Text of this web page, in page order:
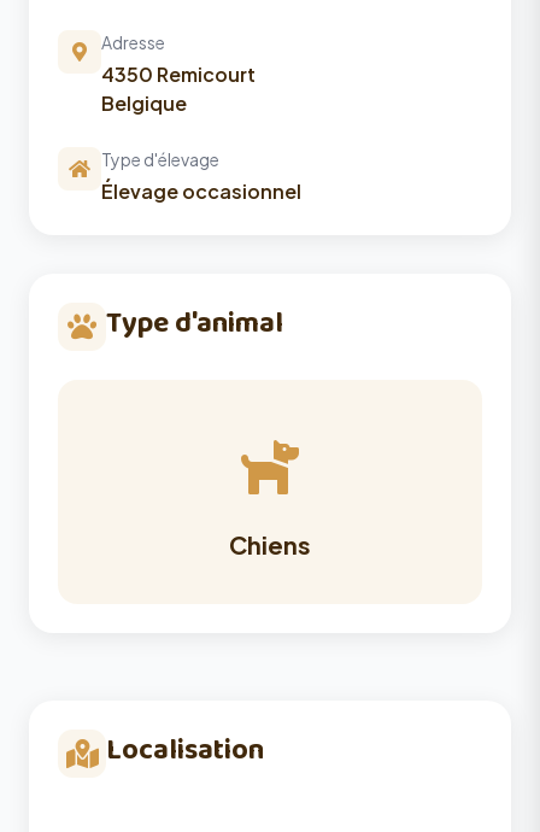
Adresse
4350 Remicourt
Belgique
Type d'élevage
Élevage occasionnel
Type d'animal
Chiens
Localisation